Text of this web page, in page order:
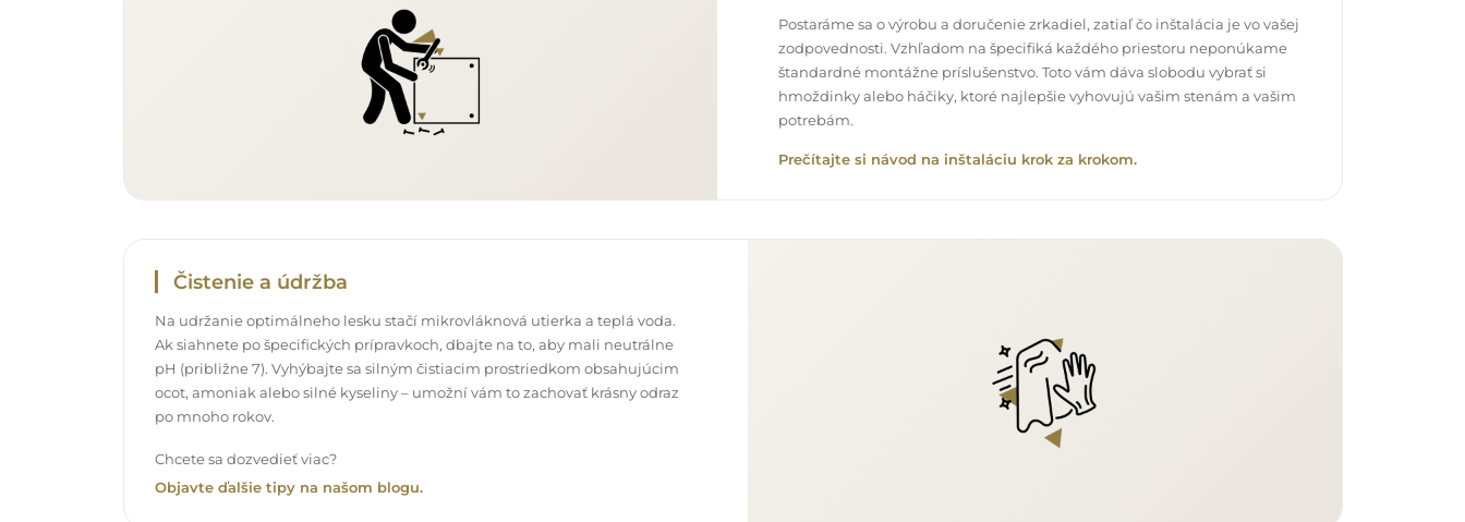
Postaráme sa o výrobu a doručenie zrkadiel, zatiaľ čo inštalácia je vo vašej
zodpovednosti. Vzhľadom na špecifiká každého priestoru neponúkame
štandardné montážne príslušenstvo. Toto vám dáva slobodu vybrať si
hmoždinky alebo háčiky, ktoré najlepšie vyhovujú vašim stenám a vašim
potrebám.
Prečítajte si návod na inštaláciu krok za krokom.
Čistenie a údržba
Na udržanie optimálneho lesku stačí mikrovláknová utierka a teplá voda.
Ak siahnete po špecifických prípravkoch, dbajte na to, aby mali neutrálne
pH (približne 7). Vyhýbajte sa silným čistiacim prostriedkom obsahujúcim
ocot, amoniak alebo silné kyseliny – umožní vám to zachovať krásny odraz
po mnoho rokov.
Chcete sa dozvedieť viac?
Objavte ďalšie tipy na našom blogu.